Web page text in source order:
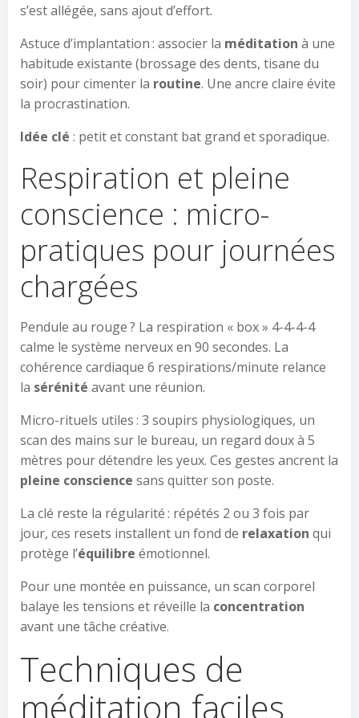
s’est allégée, sans ajout d’effort.
Astuce d’implantation : associer la méditation à une
habitude existante (brossage des dents, tisane du
soir) pour cimenter la routine. Une ancre claire évite
la procrastination.
Idée clé : petit et constant bat grand et sporadique.
Respiration et pleine
conscience : micro-
pratiques pour journées
chargées
Pendule au rouge ? La respiration « box » 4-4-4-4
calme le système nerveux en 90 secondes. La
cohérence cardiaque 6 respirations/minute relance
la sérénité avant une réunion.
Micro-rituels utiles : 3 soupirs physiologiques, un
scan des mains sur le bureau, un regard doux à 5
mètres pour détendre les yeux. Ces gestes ancrent la
pleine conscience sans quitter son poste.
La clé reste la régularité : répétés 2 ou 3 fois par
jour, ces resets installent un fond de relaxation qui
protège l’équilibre émotionnel.
Pour une montée en puissance, un scan corporel
balaye les tensions et réveille la concentration
avant une tâche créative.
Techniques de
méditation faciles